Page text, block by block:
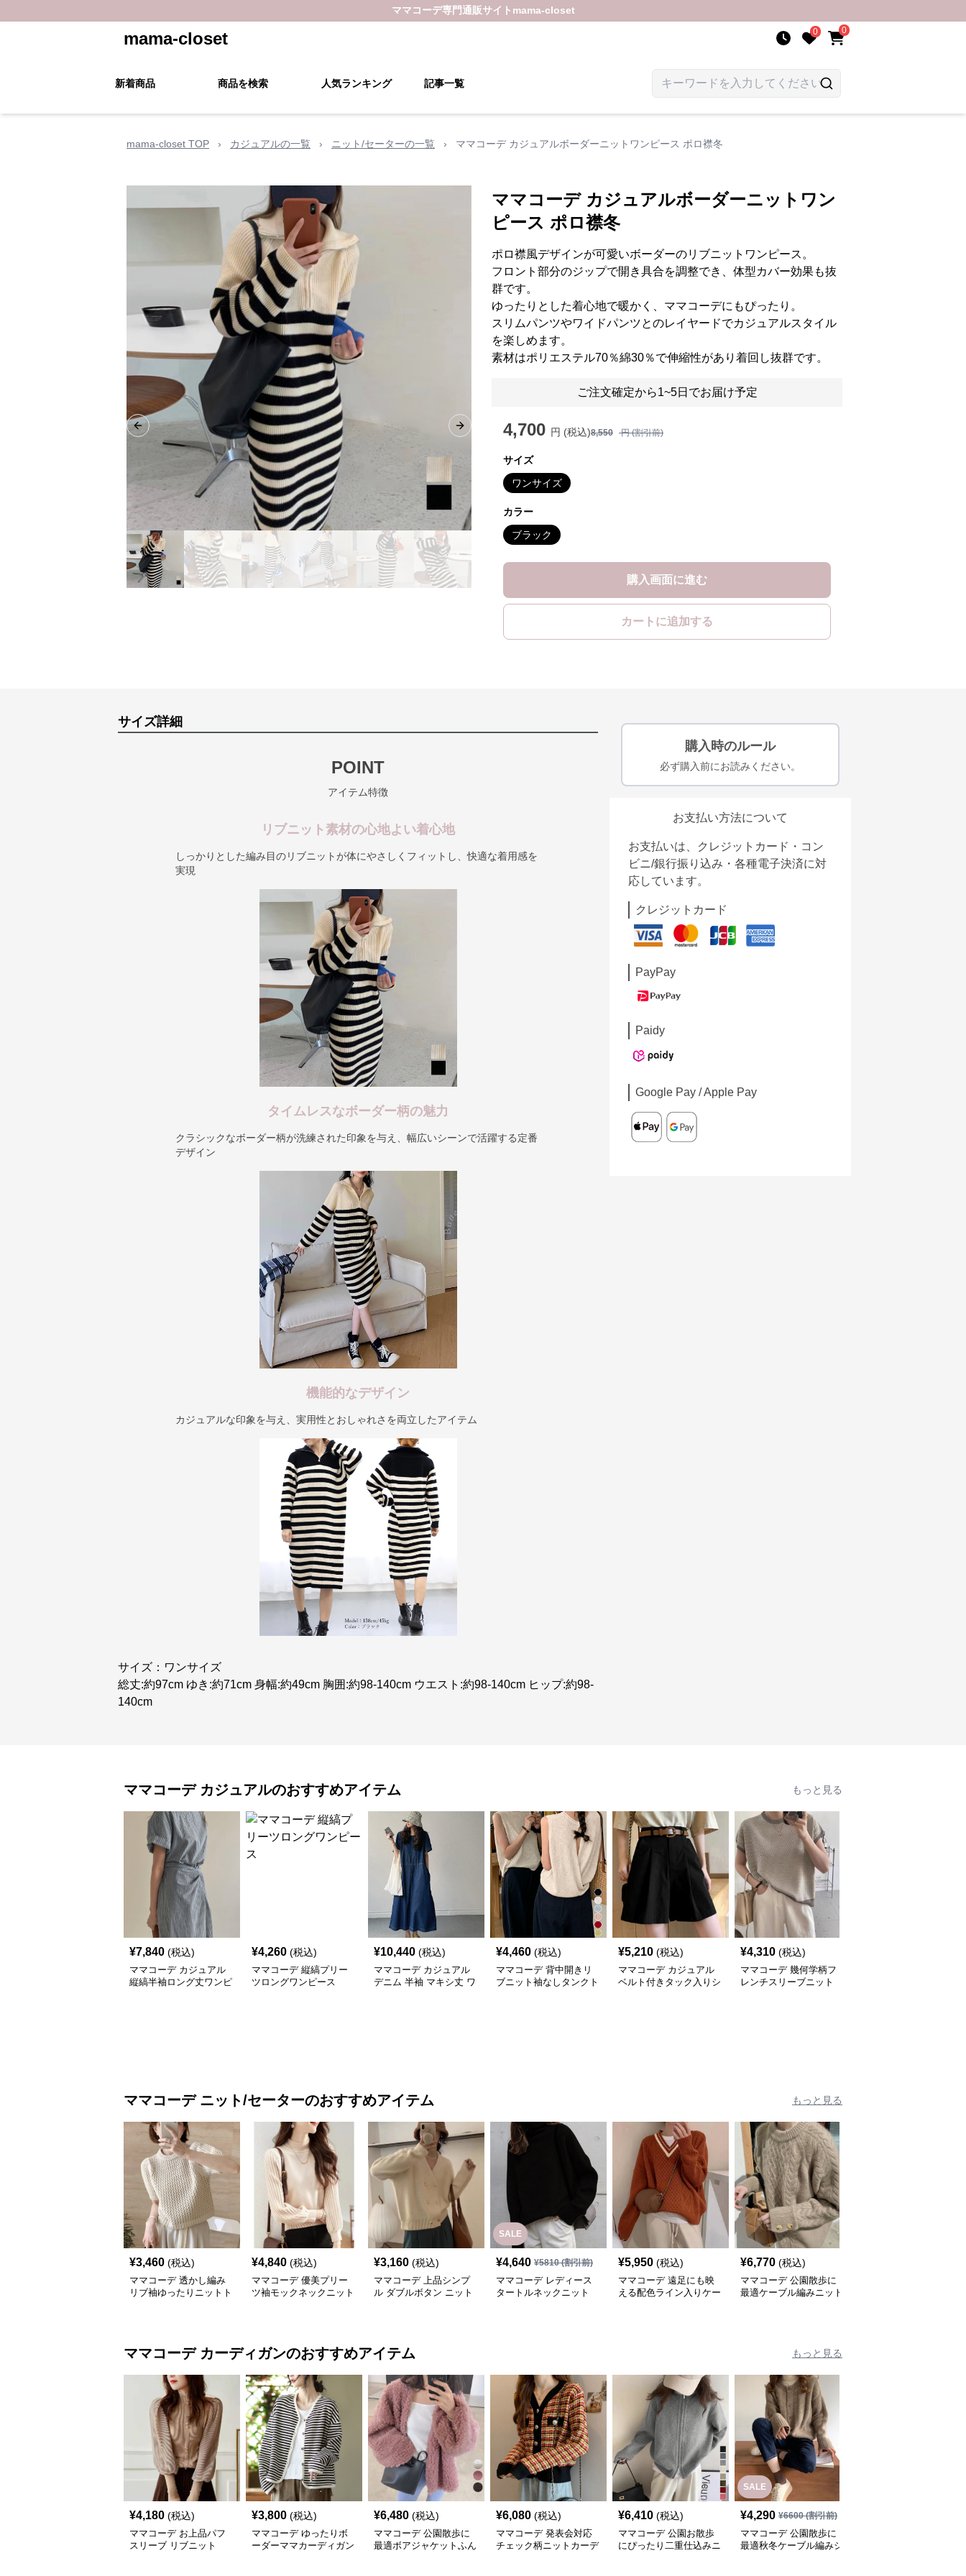
ママコーデ専門通販サイト mama-closet
mama-closet 0 0
新着商品 商品を検索 人気ランキング 記事一覧
mama-closet TOP › カジュアルの一覧 › ニット/セーターの一覧 › ママコーデ カジュアルボーダーニットワンピース ポロ襟冬
Previous slide Next slide
ママコーデ カジュアルボーダーニットワン
ピース ポロ襟冬
ポロ襟風デザインが可愛いボーダーのリブニットワンピース。
フロント部分のジップで開き具合を調整でき、体型カバー効果も抜
群です。
ゆったりとした着心地で暖かく、ママコーデにもぴったり。
スリムパンツやワイドパンツとのレイヤードでカジュアルスタイル
を楽しめます。
素材はポリエステル70％綿30％で伸縮性があり着回し抜群です。
ご注文確定から1~5日でお届け予定
4,700 円 (税込)8,550 円 (割引前)
サイズ
ワンサイズ
カラー
ブラック
購入画面に進む
カートに追加する
サイズ詳細
POINT
アイテム特徴
リブニット素材の心地よい着心地
しっかりとした編み目のリブニットが体にやさしくフィットし、快適な着用感を
実現
タイムレスなボーダー柄の魅力
クラシックなボーダー柄が洗練された印象を与え、幅広いシーンで活躍する定番
デザイン
機能的なデザイン
カジュアルな印象を与え、実用性とおしゃれさを両立したアイテム
サイズ：ワンサイズ
総丈:約97cm ゆき:約71cm 身幅:約49cm 胸囲:約98-140cm ウエスト:約98-140cm ヒップ:約98-
140cm
購入時のルール
必ず購入前にお読みください。
お支払い方法について
お支払いは、クレジットカード・コン
ビニ/銀行振り込み・各種電子決済に対
応しています。
クレジットカード
PayPay
Paidy
Google Pay / Apple Pay
ママコーデ カジュアルのおすすめアイテム もっと見る
¥7,840 (税込)
ママコーデ カジュアル
縦縞半袖ロング丈ワンピ
¥4,260 (税込)
ママコーデ 縦縞プリー
ツロングワンピース
¥10,440 (税込)
ママコーデ カジュアル
デニム 半袖 マキシ丈 ワ
¥4,460 (税込)
ママコーデ 背中開きリ
ブニット袖なしタンクト
¥5,210 (税込)
ママコーデ カジュアル
ベルト付きタック入りシ
¥4,310 (税込)
ママコーデ 幾何学柄フ
レンチスリーブニット
ママコーデ ニット/セーターのおすすめアイテム もっと見る
¥3,460 (税込)
ママコーデ 透かし編み
リブ袖ゆったりニットト
¥4,840 (税込)
ママコーデ 優美プリー
ツ袖モックネックニット
¥3,160 (税込)
ママコーデ 上品シンプ
ル ダブルボタン ニット
SALE
¥4,640 ¥5810(割引前)
ママコーデ レディース
タートルネックニット
¥5,950 (税込)
ママコーデ 遠足にも映
える配色ライン入りケー
¥6,770 (税込)
ママコーデ 公園散歩に
最適ケーブル編みニット
ママコーデ カーディガンのおすすめアイテム もっと見る
¥4,180 (税込)
ママコーデ お上品パフ
スリーブ リブニット
¥3,800 (税込)
ママコーデ ゆったりボ
ーダーママカーディガン
¥6,480 (税込)
ママコーデ 公園散歩に
最適ボアジャケットふん
¥6,080 (税込)
ママコーデ 発表会対応
チェック柄ニットカーデ
¥6,410 (税込)
ママコーデ 公園お散歩
にぴったり二重仕込みニ
SALE
¥4,290 ¥6600(割引前)
ママコーデ 公園散歩に
最適秋冬ケーブル編みシ